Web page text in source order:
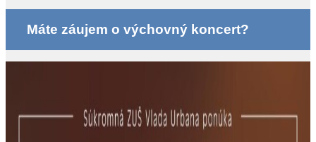
Máte záujem o výchovný koncert?